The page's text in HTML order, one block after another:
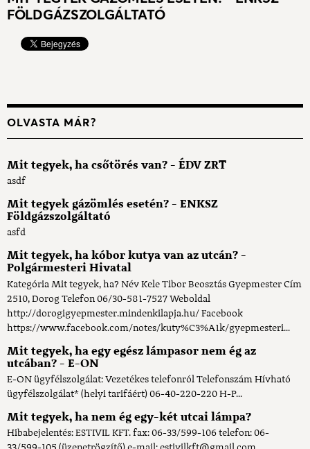
FÖLDGÁZSZOLGÁLTATÓ
OLVASTA MÁR?
Mit tegyek, ha csőtörés van? - ÉDV ZRT
asdf
Mit tegyek gázömlés esetén? - ENKSZ
Földgázszolgáltató
asfd
Mit tegyek, ha kóbor kutya van az utcán? -
Polgármesteri Hivatal
Kategória Mit tegyek, ha? Név Kele Tibor Beosztás Gyepmester Cím
2510, Dorog Telefon 06/30-581-7527 Weboldal
http://dorogigyepmester.mindenkilapja.hu/ Facebook
https://www.facebook.com/notes/kuty%C3%A1k/gyepmesteri...
Mit tegyek, ha egy egész lámpasor nem ég az
utcában? - E-ON
E-ON ügyfélszolgálat: Vezetékes telefonról Telefonszám Hívható
ügyfélszolgálat* (helyi tarifáért) 06-40-220-220 H-P...
Mit tegyek, ha nem ég egy-két utcai lámpa?
Hibabejelentés: ESTIVIL KFT. fax: 06-33/599-106 telefon: 06-